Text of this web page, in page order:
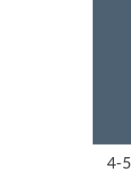
4-